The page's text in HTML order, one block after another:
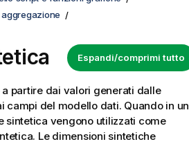
Espandi/comprimi tutto
partire dai valori generati dalle
del modello dati. Quando in un
sintetica vengono utilizzati come
Le dimensioni sintetiche